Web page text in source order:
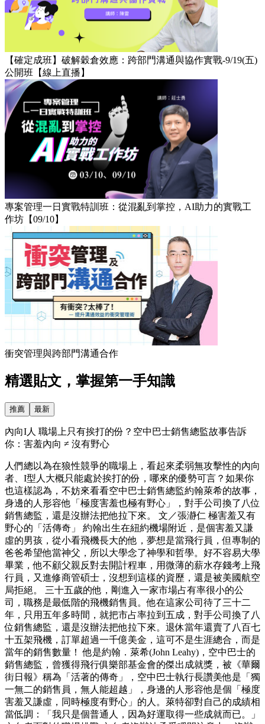
【確定成班】破解穀倉效應：跨部門溝通與協作實戰-9/19(五)
公開班【線上直播】
專案管理一日實戰特訓班：從混亂到掌控，AI助力的實戰工
作坊【09/10】
衝突管理與跨部門溝通合作
精選貼文，掌握第一手知識
推薦 最新
內向I人 職場上只有挨打的份？空中巴士銷售總監故事告訴
你：害羞內向 ≠ 沒有野心
人們總以為在狼性競爭的職場上，看起來柔弱無攻擊性的內向
者、I型人大概只能處於挨打的份，哪來的優勢可言？如果你
也這樣認為，不妨來看看空中巴士銷售總監約翰萊希的故事，
身邊的人形容他「極度害羞也極有野心」，對手公司換了八位
銷售總監，還是沒辦法把他拉下來。 文／張瀞仁 極害羞又有
野心的「活傳奇」 約翰出生在紐約機場附近，是個害羞又謙
虛的男孩，從小看飛機長大的他，夢想是當飛行員，但專制的
爸爸希望他當神父，所以大學念了神學和哲學。好不容易大學
畢業，他不顧父親反對去開計程車，用微薄的薪水存錢考上飛
行員，又進修商管碩士，沒想到這樣的資歷，還是被美國航空
局拒絕。 三十五歲的他，剛進入一家市場占有率很小的公
司，職務是最低階的飛機銷售員。他在這家公司待了三十二
年，只用五年多時間，就把市占率拉到五成，對手公司換了八
位銷售總監，還是沒辦法把他拉下來。退休當年還賣了八百七
十五架飛機，訂單超過一千億美金，這可不是生涯總合，而是
當年的銷售數量！ 他是約翰．萊希(John Leahy)，空中巴士的
銷售總監，曾獲得飛行俱樂部基金會的傑出成就獎，被《華爾
街日報》稱為「活著的傳奇」，空中巴士執行長讚美他是「獨
一無二的銷售員，無人能超越」，身邊的人形容他是個「極度
害羞又謙虛，同時極度有野心」的人。萊特卻對自己的成績相
當低調：「我只是個普通人，因為好運取得一些成就而已。」